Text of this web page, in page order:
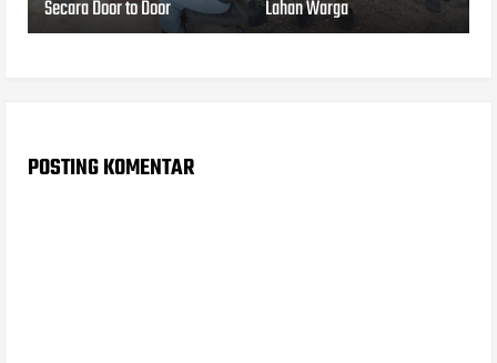
Secara Door to Door Lahan Warga
POSTING KOMENTAR